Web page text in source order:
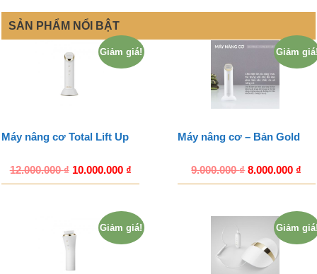
SẢN PHẨM NỔI BẬT
Giảm giá!
Máy nâng cơ Total Lift Up
12.000.000₫ 10.000.000 ₫
Giảm
Máy nâng cơ – Bản Gold
9.000.000₫ 8.000.000 ₫
Giảm giá! Giảm